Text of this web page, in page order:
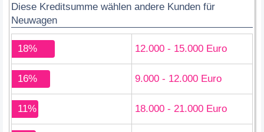
Diese Kreditsumme wählen andere Kunden für
Neuwagen
18% 12.000 - 15.000 Euro
16% 9.000 - 12.000 Euro
11% 18.000 - 21.000 Euro